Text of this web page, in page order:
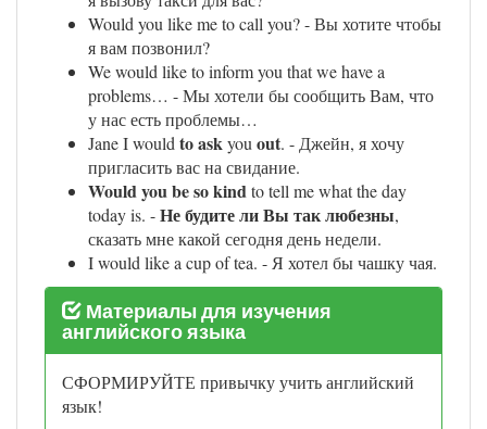
Would you like me to call you? - Вы хотите чтобы
я вам позвонил?
We would like to inform you that we have a
problems… - Мы хотели бы сообщить Вам, что
у нас есть проблемы…
Jane I would to askyou out. - Джейн, я хочу
пригласить вас на свидание.
Would you be so kindto tell me what the day
today is. -Не будите ли Вы так любезны,
сказать мне какой сегодня день недели.
I would like a cup of tea. - Я хотел бы чашку чая.
Материалы для изучения
английского языка
СФОРМИРУЙТЕ привычку учить английский
язык!